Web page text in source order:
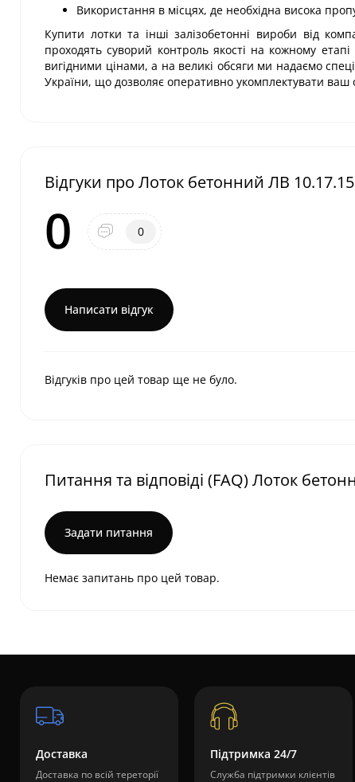
Використання в місцях, де необхідна висока
Купити лотки та інші залізобетонні вироби від
проходять суворий контроль якості на кожному
вигідними цінами, а на великі обсяги ми надаємо
України, що дозволяє оперативно укомплектувати ваш
Відгуки про Лоток бетонний ЛВ
0 0
Написати відгук
Відгуків про цей товар ще не було.
Питання та відповіді (FAQ) Лоток
Задати питання
Немає запитань про цей товар.
Доставка
Доставка по всій тереторії
Підтримка 24/7
Служба підтримки клієнтів